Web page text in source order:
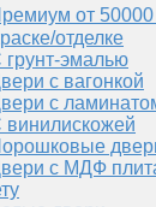
от
отделке
грунт-эмалью
с вагонкой
с
винилискожей
с МДФ